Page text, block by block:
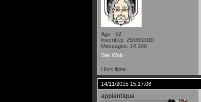
Age : 52
Inscrit(e): 25/08/2010
Messages: 14 100
Site Web
Hors ligne
14/11/2015 15:17:08
appiantiqua